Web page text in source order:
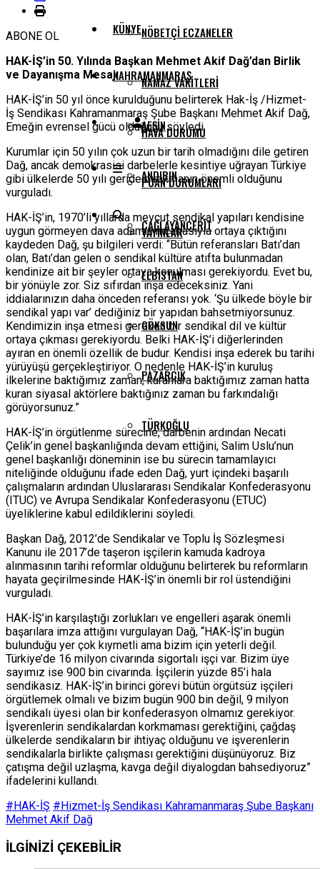
NÖBETÇI ECZANELER
NAMAZ VAKITLERI
HAVA DURUMU
PUAN DURUMLARI
YAYINLAR
KÜNYE
KAHRAMANMARAŞ
AFŞIN
ANDIRIN
ÇAĞLAYANCERIT
ELBISTAN
GÖKSUN
PAZARCIK
TÜRKOĞLU
ABONE OL
HAK-İŞ’in 50. Yılında Başkan Mehmet Akif Dağ’dan Birlik
ve Dayanışma Mesajı
HAK-İŞ’in 50 yıl önce kurulduğunu belirterek Hak-İş /Hizmet-
İş Sendikası Kahramanmaraş Şube Başkanı Mehmet Akif Dağ,
Emeğin evrensel gücü olduğunu söyledi.
Kurumlar için 50 yılın çok uzun bir tarih olmadığını dile getiren
Dağ, ancak demokrasisi darbelerle kesintiye uğrayan Türkiye
gibi ülkelerde 50 yılı geride bırakmanın önemli olduğunu
vurguladı.
HAK-İŞ’in, 1970’li yıllarda mevcut sendikal yapıları kendisine
uygun görmeyen dava adamının çabasıyla ortaya çıktığını
kaydeden Dağ, şu bilgileri verdi: “Bütün referansları Batı’dan
olan, Batı’dan gelen o sendikal kültüre atıfta bulunmadan
kendinize ait bir şeyler ortaya konulması gerekiyordu. Evet bu,
bir yönüyle zor. Siz sıfırdan inşa edeceksiniz. Yani
iddialarınızın daha önceden referansı yok. ‘Şu ülkede böyle bir
sendikal yapı var’ dediğiniz bir yapıdan bahsetmiyorsunuz.
Kendimizin inşa etmesi gereken bir sendikal dil ve kültür
ortaya çıkması gerekiyordu. Belki HAK-İŞ’i diğerlerinden
ayıran en önemli özellik de budur. Kendisi inşa ederek bu tarihi
yürüyüşü gerçekleştiriyor. O nedenle HAK-İŞ’in kuruluş
ilkelerine baktığımız zaman, kuranlara baktığımız zaman hatta
kuran siyasal aktörlere baktığınız zaman bu farkındalığı
görüyorsunuz.”
HAK-İŞ’in örgütlenme sürecine, darbenin ardından Necati
Çelik’in genel başkanlığında devam ettiğini, Salim Uslu’nun
genel başkanlığı döneminin ise bu sürecin tamamlayıcı
niteliğinde olduğunu ifade eden Dağ, yurt içindeki başarılı
çalışmaların ardından Uluslararası Sendikalar Konfederasyonu
(ITUC) ve Avrupa Sendikalar Konfederasyonu (ETUC)
üyeliklerine kabul edildiklerini söyledi.
Başkan Dağ, 2012’de Sendikalar ve Toplu İş Sözleşmesi
Kanunu ile 2017’de taşeron işçilerin kamuda kadroya
alınmasının tarihi reformlar olduğunu belirterek bu reformların
hayata geçirilmesinde HAK-İŞ’in önemli bir rol üstendiğini
vurguladı.
HAK-İŞ’in karşılaştığı zorlukları ve engelleri aşarak önemli
başarılara imza attığını vurgulayan Dağ, “HAK-İŞ’in bugün
bulunduğu yer çok kıymetli ama bizim için yeterli değil.
Türkiye’de 16 milyon civarında sigortalı işçi var. Bizim üye
sayımız ise 900 bin civarında. İşçilerin yüzde 85’i hala
sendikasız. HAK-İŞ’in birinci görevi bütün örgütsüz işçileri
örgütlemek olmalı ve bizim bugün 900 bin değil, 9 milyon
sendikalı üyesi olan bir konfederasyon olmamız gerekiyor.
İşverenlerin sendikalardan korkmaması gerektiğini, çağdaş
ülkelerde sendikaların bir ihtiyaç olduğunu ve işverenlerin
sendikalarla birlikte çalışması gerektiğini düşünüyoruz. Biz
çatışma değil uzlaşma, kavga değil diyalogdan bahsediyoruz”
ifadelerini kullandı.
#HAK-İŞ #Hizmet-İş Sendikası Kahramanmaraş Şube Başkanı
Mehmet Akif Dağ
İLGİNİZİ ÇEKEBİLİR